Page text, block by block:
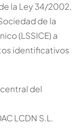
la Ley 34/2002,
de la
(LSSICE) a
identificativos
del
LCDN S.L.